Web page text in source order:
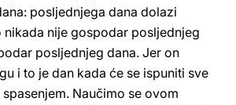
posljednjega dana dolazi
nikada nije gospodar posljednjeg
posljednjeg dana. Jer on
i to je dan kada će se ispuniti sve
Naučimo se ovom